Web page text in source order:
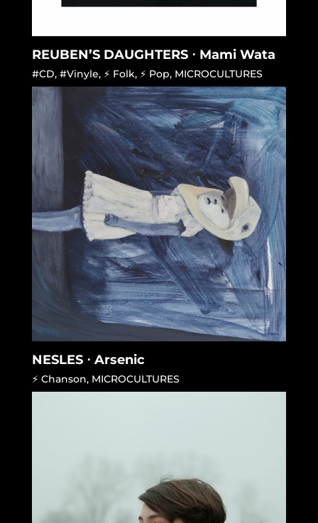
REUBEN’S DAUGHTERS ⋅ Mami Wata
#CD, #Vinyle, ⚡ Folk, ⚡ Pop, MICROCULTURES
NESLES ⋅ Arsenic
⚡ Chanson, MICROCULTURES